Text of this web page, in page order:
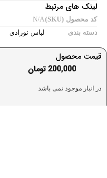
لینک های مرتبط
کد محصول (SKU)
N/A
دسته بندی
لباس نوزادی
قیمت محصول
200,000 تومان
در انبار موجود نمی باشد